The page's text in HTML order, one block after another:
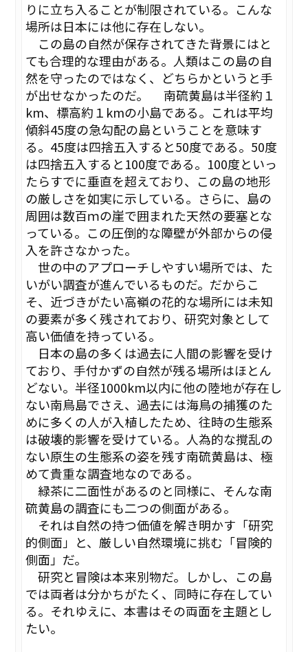
りに立ち入ることが制限されている。こんな
場所は日本には他に存在しない。
この島の自然が保存されてきた背景にはと
ても合理的な理由がある。人類はこの島の自
然を守ったのではなく、どちらかというと手
が出せなかったのだ。 南硫黄島は半径約１
km、標高約１kmの小島である。これは平均
傾斜45度の急勾配の島ということを意味す
る。45度は四捨五入すると50度である。50度
は四捨五入すると100度である。100度といっ
たらすでに垂直を超えており、この島の地形
の厳しさを如実に示している。さらに、島の
周囲は数百ｍの崖で囲まれた天然の要塞とな
っている。この圧倒的な障壁が外部からの侵
入を許さなかった。
世の中のアプローチしやすい場所では、た
いがい調査が進んでいるものだ。だからこ
そ、近づきがたい高嶺の花的な場所には未知
の要素が多く残されており、研究対象として
高い価値を持っている。
日本の島の多くは過去に人間の影響を受け
ており、手付かずの自然が残る場所はほとん
どない。半径1000km以内に他の陸地が存在し
ない南鳥島でさえ、過去には海鳥の捕獲のた
めに多くの人が入植したため、往時の生態系
は破壊的影響を受けている。人為的な撹乱の
ない原生の生態系の姿を残す南硫黄島は、極
めて貴重な調査地なのである。
緑茶に二面性があるのと同様に、そんな南
硫黄島の調査にも二つの側面がある。
それは自然の持つ価値を解き明かす「研究
的側面」と、厳しい自然環境に挑む「冒険的
側面」だ。
研究と冒険は本来別物だ。しかし、この島
では両者は分かちがたく、同時に存在してい
る。それゆえに、本書はその両面を主題とし
たい。